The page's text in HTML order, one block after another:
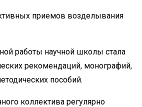
приемов возделывания
работы научной школы стала
рекомендаций, монографий,
пособий.
коллектива регулярно